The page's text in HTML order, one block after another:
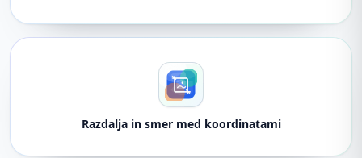
Razdalja in smer med koordinatami